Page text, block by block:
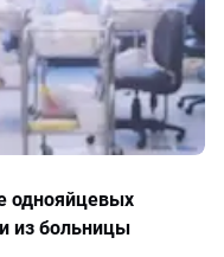
однояйцевых
из больницы